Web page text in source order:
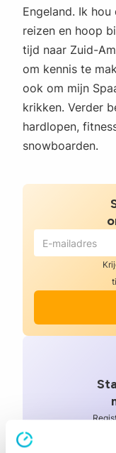
Engeland. Ik
reizen en hoop
tijd naar Zuid-
om kennis te
ook om mijn
krikken. Verder
hardlopen,
snowboarden.